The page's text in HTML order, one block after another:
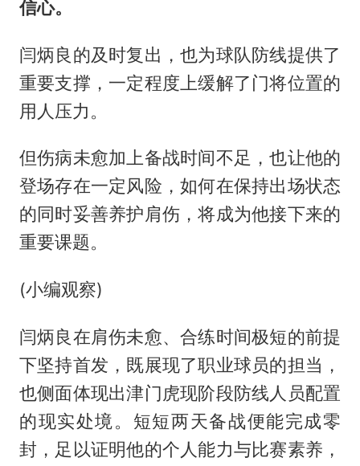
信心。
闫炳良的及时复出，也为球队防线提供了
重要支撑，一定程度上缓解了门将位置的
用人压力。
但伤病未愈加上备战时间不足，也让他的
登场存在一定风险，如何在保持出场状态
的同时妥善养护肩伤，将成为他接下来的
重要课题。
(小编观察)
闫炳良在肩伤未愈、合练时间极短的前提
下坚持首发，既展现了职业球员的担当，
也侧面体现出津门虎现阶段防线人员配置
的现实处境。短短两天备战便能完成零
封，足以证明他的个人能力与比赛素养，